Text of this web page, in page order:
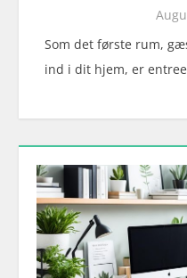
Som det første rum,
ind i dit hjem, er